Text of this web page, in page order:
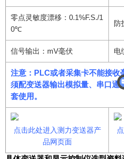
零点灵敏度漂移：0.1%F.S./1
0℃
防
信号输出：mV毫伏 电
注意：PLC或者采集卡不能接收
须配变送器输出模拟量、串口通
套使用。
点击此处进入测力变送器产
品网页面